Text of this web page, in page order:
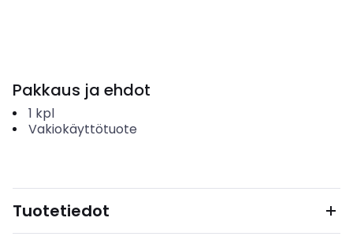
Pakkaus ja ehdot
1 kpl
Vakiokäyttötuote
Tuotetiedot